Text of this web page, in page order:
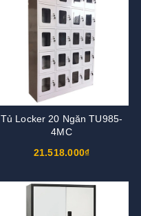
Tủ Locker 20 Ngăn TU985-
4MC
21.518.000₫